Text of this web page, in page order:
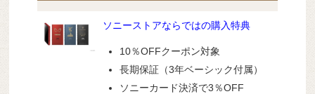
ソニーストアならではの購入特典
10％OFFクーポン対象
長期保証（3年ベーシック付属）
ソニーカード決済で3％OFF